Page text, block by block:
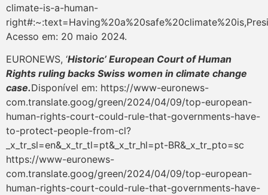
climate-is-a-human-
Acesso em: 20 maio 2024.
EURONEWS, ‘Historic’ European Court of Human
Rights ruling backs Swiss women in climate change
case.Disponível em: https://www-euronews-
com.translate.goog/green/2024/04/09/top-european-
human-rights-court-could-rule-that-governments-have-
to-protect-people-from-cl?
_x_tr_sl=en&_x_tr_tl=pt&_x_tr_hl=pt-BR&_x_tr_pto=sc
https://www-euronews-
com.translate.goog/green/2024/04/09/top-european-
human-rights-court-could-rule-that-governments-have-